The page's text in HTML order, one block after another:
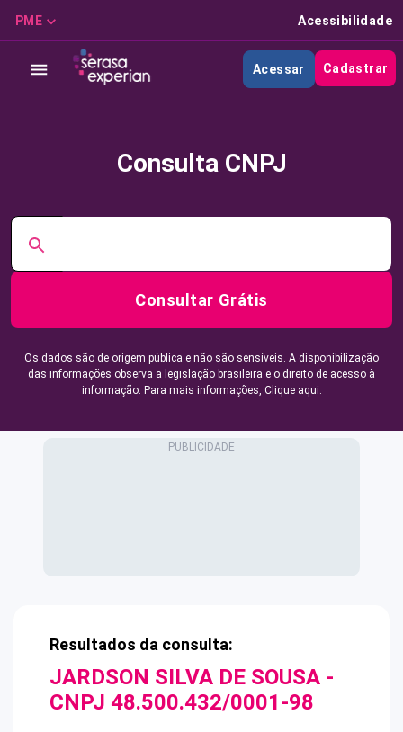
PME Acessibilidade
Acessar Cadastrar
Consulta CNPJ
Consultar Grátis
Os dados são de origem pública e não são sensíveis. A disponibilização
das informações observa a legislação brasileira e o direito de acesso à
informação. Para mais informações, Clique aqui.
Resultados da consulta:
JARDSON SILVA DE SOUSA -
CNPJ 48.500.432/0001-98